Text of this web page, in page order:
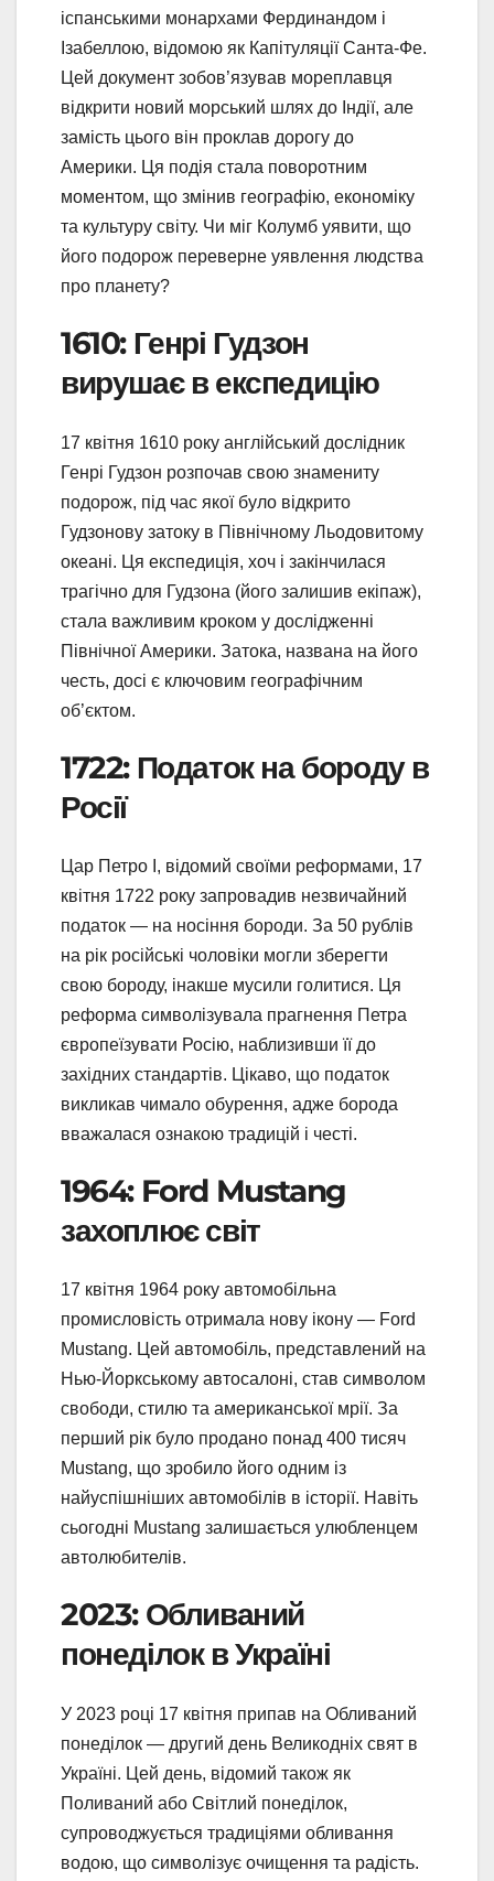
іспанськими монархами Фердинандом і
Ізабеллою, відомою як Капітуляції Санта-Фе.
Цей документ зобов’язував мореплавця
відкрити новий морський шлях до Індії, але
замість цього він проклав дорогу до
Америки. Ця подія стала поворотним
моментом, що змінив географію, економіку
та культуру світу. Чи міг Колумб уявити, що
його подорож переверне уявлення людства
про планету?
1610: Генрі Гудзон
вирушає в експедицію
17 квітня 1610 року англійський дослідник
Генрі Гудзон розпочав свою знамениту
подорож, під час якої було відкрито
Гудзонову затоку в Північному Льодовитому
океані. Ця експедиція, хоч і закінчилася
трагічно для Гудзона (його залишив екіпаж),
стала важливим кроком у дослідженні
Північної Америки. Затока, названа на його
честь, досі є ключовим географічним
об’єктом.
1722: Податок на бороду в
Росії
Цар Петро I, відомий своїми реформами, 17
квітня 1722 року запровадив незвичайний
податок — на носіння бороди. За 50 рублів
на рік російські чоловіки могли зберегти
свою бороду, інакше мусили голитися. Ця
реформа символізувала прагнення Петра
європеїзувати Росію, наблизивши її до
західних стандартів. Цікаво, що податок
викликав чимало обурення, адже борода
вважалася ознакою традицій і честі.
1964: Ford Mustang
захоплює світ
17 квітня 1964 року автомобільна
промисловість отримала нову ікону — Ford
Mustang. Цей автомобіль, представлений на
Нью-Йоркському автосалоні, став символом
свободи, стилю та американської мрії. За
перший рік було продано понад 400 тисяч
Mustang, що зробило його одним із
найуспішніших автомобілів в історії. Навіть
сьогодні Mustang залишається улюбленцем
автолюбителів.
2023: Обливаний
понеділок в Україні
У 2023 році 17 квітня припав на Обливаний
понеділок — другий день Великодніх свят в
Україні. Цей день, відомий також як
Поливаний або Світлий понеділок,
супроводжується традиціями обливання
водою, що символізує очищення та радість.